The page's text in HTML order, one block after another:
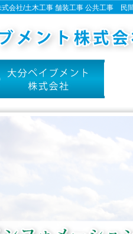
式会社/土木工事 舗装工事 公共工事